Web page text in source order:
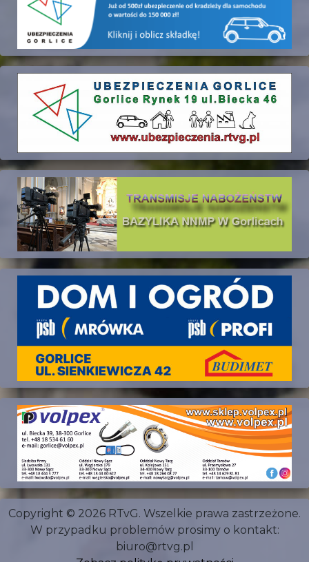
Copyright © 2026 RTvG. Wszelkie prawa zastrzeżone.
W przypadku problemów prosimy o kontakt:
biuro@rtvg.pl